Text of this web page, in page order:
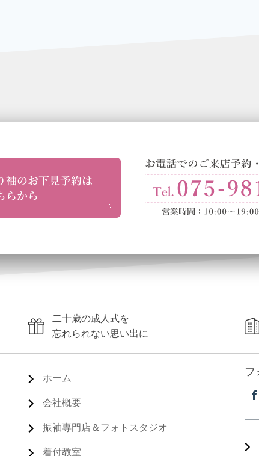
二十歳の成人式を
忘れられない思い出に
ホーム
会社概要
振袖専門店＆フォトスタジオ
着付教室
フ